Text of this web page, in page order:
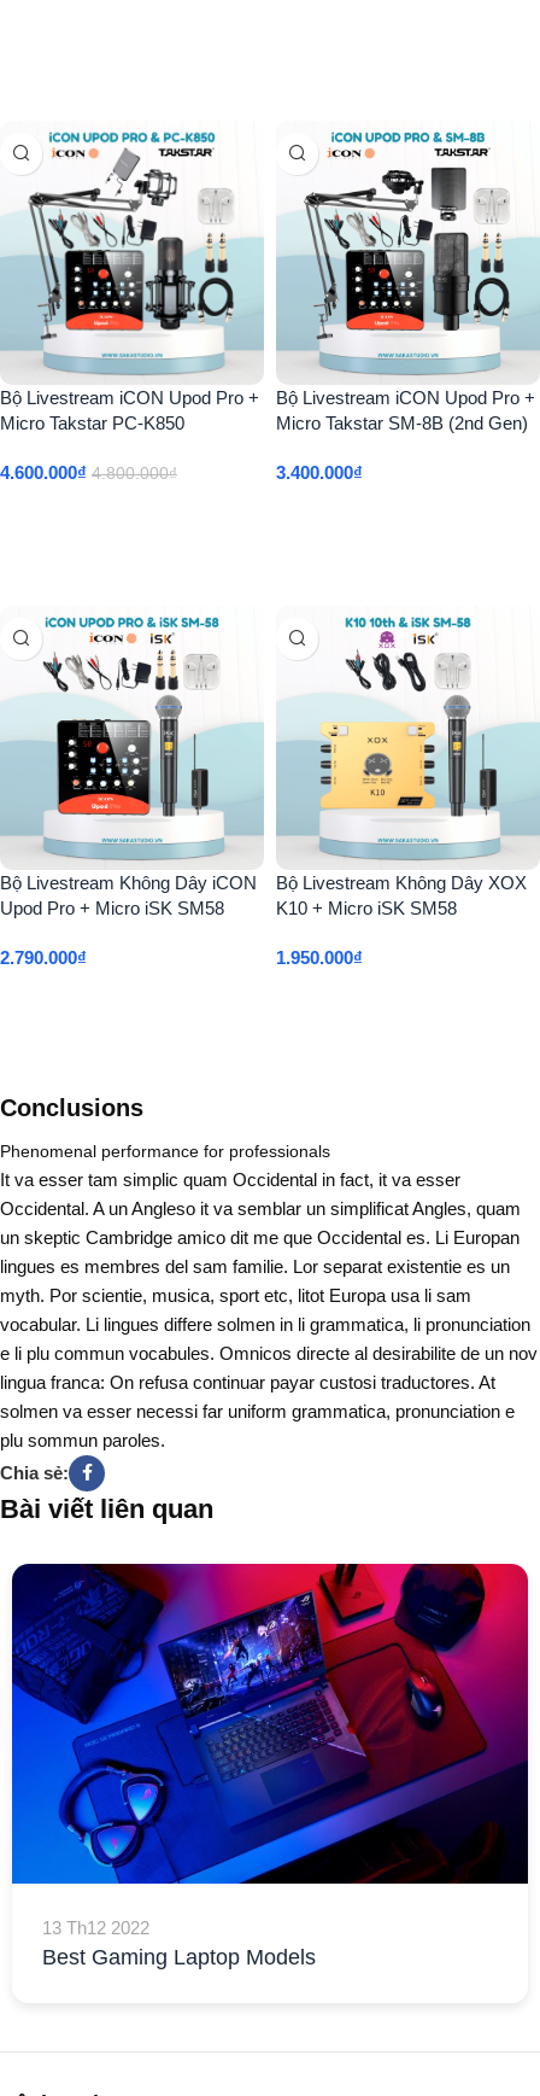
Bộ Livestream iCON Upod Pro +
Micro Takstar PC-K850
4.600.000₫ 4.800.000₫
Bộ Livestream iCON Upod Pro +
Micro Takstar SM-8B (2nd Gen)
3.400.000₫
Bộ Livestream Không Dây iCON
Upod Pro + Micro iSK SM58
2.790.000₫
Bộ Livestream Không Dây XOX
K10 + Micro iSK SM58
1.950.000₫
Conclusions
Phenomenal performance for professionals
It va esser tam simplic quam Occidental in fact, it va esser
Occidental. A un Angleso it va semblar un simplificat Angles, quam
un skeptic Cambridge amico dit me que Occidental es. Li Europan
lingues es membres del sam familie. Lor separat existentie es un
myth. Por scientie, musica, sport etc, litot Europa usa li sam
vocabular. Li lingues differe solmen in li grammatica, li pronunciation
e li plu commun vocabules. Omnicos directe al desirabilite de un nov
lingua franca: On refusa continuar payar custosi traductores. At
solmen va esser necessi far uniform grammatica, pronunciation e
plu sommun paroles.
Chia sẻ:
Bài viết liên quan
13 Th12 2022
Best Gaming Laptop Models